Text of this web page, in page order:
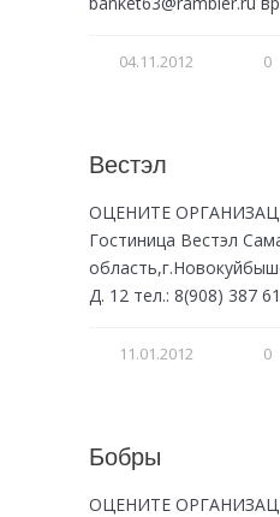
04.11.2012 0
Вестэл
ОЦЕНИТЕ
Гостиница Вестэл
Д. 12 тел.: 8(908) 387
11.01.2012 0
Бобры
ОЦЕНИТЕ